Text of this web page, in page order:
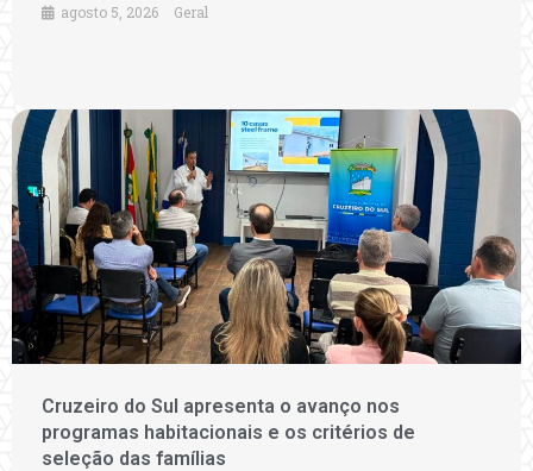
agosto 5, 2026 Geral
Cruzeiro do Sul apresenta o avanço nos
programas habitacionais e os critérios de
seleção das famílias